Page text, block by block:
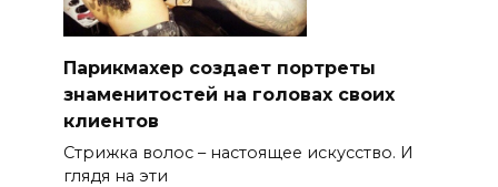
Парикмахер создает портреты
знаменитостей на головах своих
клиентов
Стрижка волос – настоящее искусство. И
глядя на эти